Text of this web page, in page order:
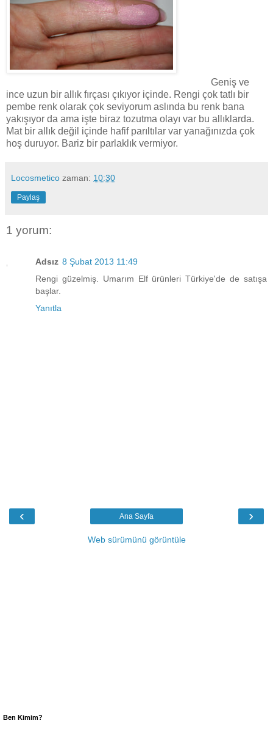
Geniş ve
ince uzun bir allık fırçası çıkıyor içinde. Rengi çok tatlı bir
pembe renk olarak çok seviyorum aslında bu renk bana
yakışıyor da ama işte biraz tozutma olayı var bu allıklarda.
Mat bir allık değil içinde hafif parıltılar var yanağınızda çok
hoş duruyor. Bariz bir parlaklık vermiyor.
Locosmetico zaman: 10:30
Paylaş
1 yorum:
Adsız 8 Şubat 2013 11:49
Rengi güzelmiş. Umarım Elf ürünleri Türkiye'de de satışa
başlar.
Yanıtla
‹ ›
Ana Sayfa
Web sürümünü görüntüle
Ben Kimim?